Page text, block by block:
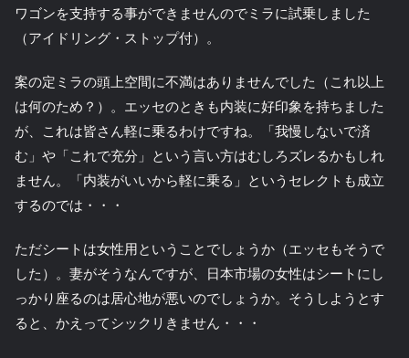
ワゴンを支持する事ができませんのでミラに試乗しました
（アイドリング・ストップ付）。
案の定ミラの頭上空間に不満はありませんでした（これ以上
は何のため？）。エッセのときも内装に好印象を持ちました
が、これは皆さん軽に乗るわけですね。「我慢しないで済
む」や「これで充分」という言い方はむしろズレるかもしれ
ません。「内装がいいから軽に乗る」というセレクトも成立
するのでは・・・
ただシートは女性用ということでしょうか（エッセもそうで
した）。妻がそうなんですが、日本市場の女性はシートにし
っかり座るのは居心地が悪いのでしょうか。そうしようとす
ると、かえってシックリきません・・・